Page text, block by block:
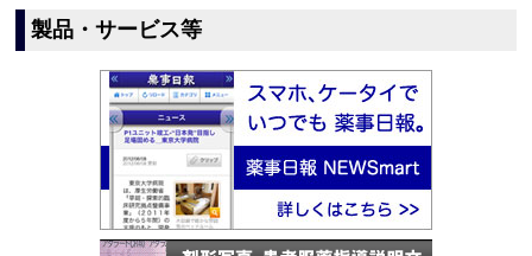
製品・サービス等